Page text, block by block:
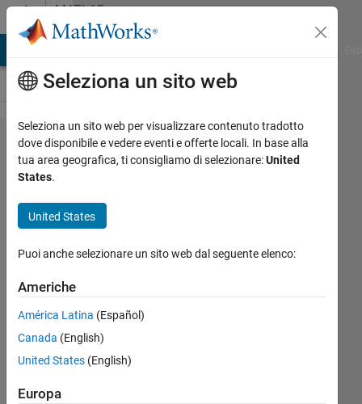
Vai al contenutoMATLAB
Answers
How
to
data
in GUI
and
save
it with
some
Seleziona un sito web
Seleziona un sito web per visualizzare contenuto tradotto
dove disponibile e vedere eventi e offerte locali. In base alla
tua area geografica, ti consigliamo di selezionare:United
States.
United States
Puoi anche selezionare un sito web dal seguente elenco:
Americhe
América Latina (Español)
Canada (English)
United States (English)
Europa